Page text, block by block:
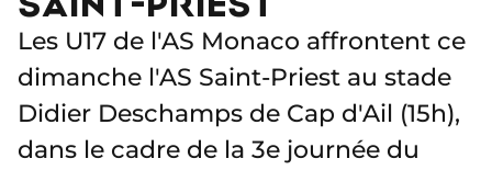
Les U17 de l'AS Monaco affrontent ce
dimanche l'AS Saint-Priest au stade
Didier Deschamps de Cap d'Ail (15h),
dans le cadre de la 3e journée du